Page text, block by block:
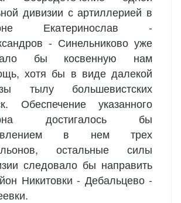
дивизии с артиллерией в
Екатеринослав -
- Синельниково уже
бы косвенную нам
хотя бы в виде далекой
тылу большевистских
Обеспечение указанного
достигалось бы
в нем трех
остальные силы
следовало бы направить
Никитовки - Дебальцево -